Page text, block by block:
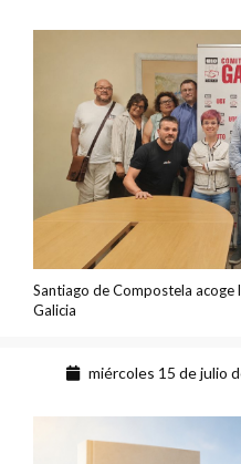
Santiago de Compostela
Galicia
miércoles 15 de julio